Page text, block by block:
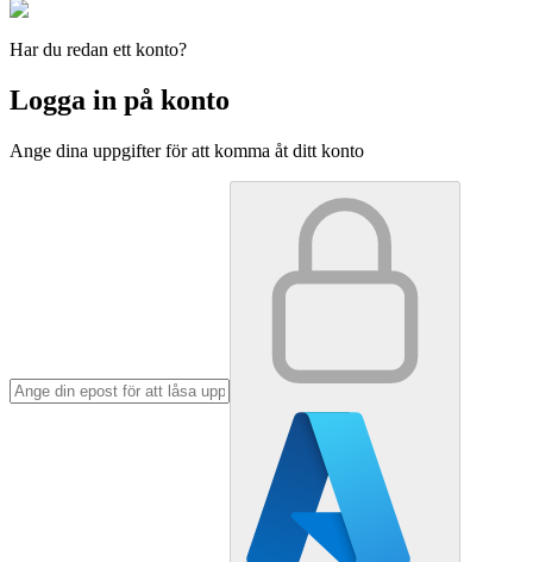
Har du redan ett konto?
Logga in på konto
Ange dina uppgifter för att komma åt ditt konto